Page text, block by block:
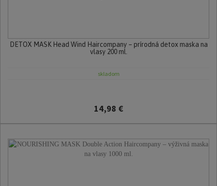
DETOX MASK Head Wind Haircompany – prírodná detox maska na
vlasy 200 ml.
skladom
14,98 €